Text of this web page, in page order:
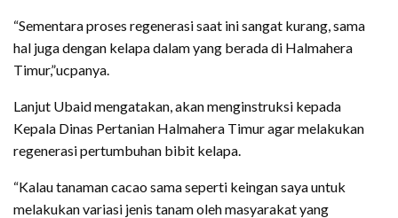
“Sementara proses regenerasi saat ini sangat kurang, sama
hal juga dengan kelapa dalam yang berada di Halmahera
Timur,”ucpanya.
Lanjut Ubaid mengatakan, akan menginstruksi kepada
Kepala Dinas Pertanian Halmahera Timur agar melakukan
regenerasi pertumbuhan bibit kelapa.
“Kalau tanaman cacao sama seperti keingan saya untuk
melakukan variasi jenis tanam oleh masyarakat yang